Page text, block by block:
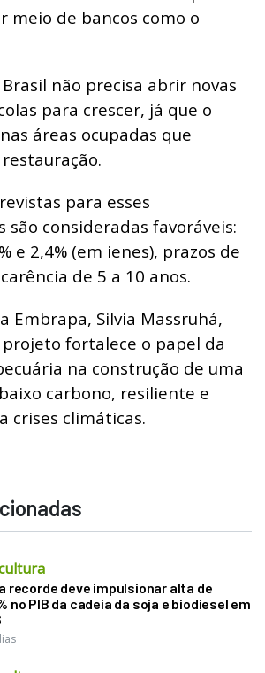
meio de bancos como o
não precisa abrir novas
para crescer, já que o
áreas ocupadas que
para esses
consideradas favoráveis:
e 2,4% (em ienes), prazos de
de 5 a 10 anos.
Embrapa, Silvia Massruhá,
fortalece o papel da
na construção de uma
carbono, resiliente e
crises climáticas.
recorde deve impulsionar alta de
no PIB da cadeia da soja e biodiesel em